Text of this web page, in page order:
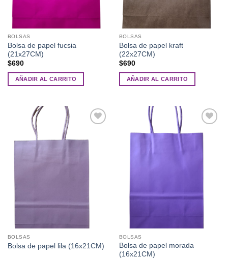
BOLSAS
Bolsa de papel fucsia
(21x27CM)
$690
AÑADIR AL CARRITO
BOLSAS
Bolsa de papel kraft
(22x27CM)
$690
AÑADIR AL CARRITO
BOLSAS
Bolsa de papel lila (16x21CM)
Añadir
BOLSAS
Bolsa de papel morada
(16x21CM)